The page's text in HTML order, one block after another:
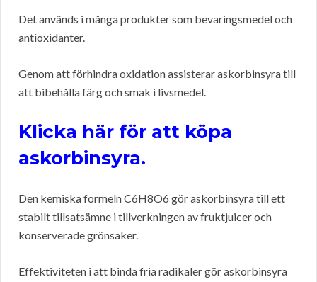
Det används i många produkter som bevaringsmedel och
antioxidanter.
Genom att förhindra oxidation assisterar askorbinsyra till
att bibehålla färg och smak i livsmedel.
Klicka här för att köpa
askorbinsyra.
Den kemiska formeln C6H8O6 gör askorbinsyra till ett
stabilt tillsatsämne i tillverkningen av fruktjuicer och
konserverade grönsaker.
Effektiviteten i att binda fria radikaler gör askorbinsyra